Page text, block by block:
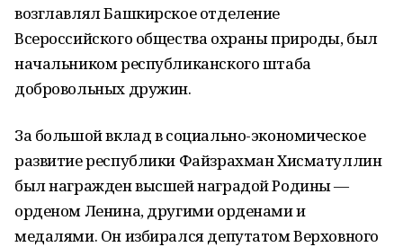
возглавлял Башкирское отделение
Всероссийского общества охраны природы, был
начальником республиканского штаба
добровольных дружин.
За большой вклад в социально-экономическое
развитие республики Файзрахман Хисматуллин
был награжден высшей наградой Родины —
орденом Ленина, другими орденами и
медалями. Он избирался депутатом Верховного